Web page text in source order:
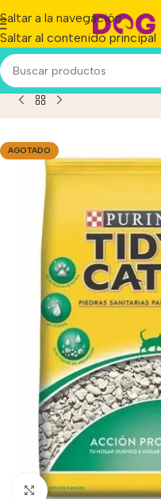
Saltar a la navegación
Saltar al contenido principal
Gato Absorbente Tidy
AGOTADO
Haga clic para